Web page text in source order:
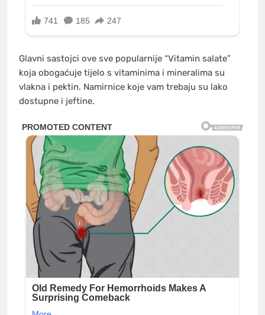
Glavni sastojci ove sve popularnije “Vitamin salate”
koja obogaćuje tijelo s vitaminima i mineralima su
vlakna i pektin. Namirnice koje vam trebaju su lako
dostupne i jeftine.